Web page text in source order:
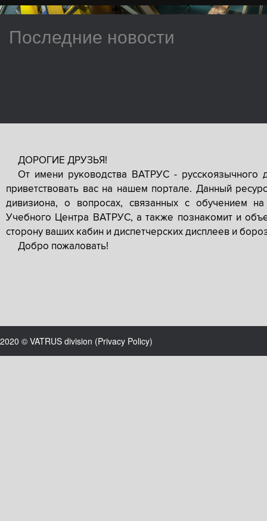
Последние новости
ДОРОГИЕ ДРУЗЬЯ!
От имени руководства ВАТРУС -
приветствовать вас на нашем портале. Данный
дивизиона, о вопросах, связанных с обучением
Учебного Центра ВАТРУС, а также познакомит и
сторону ваших кабин и диспетчерских дисплеев и
Добро пожаловать!
2020 © VATRUS division (Privacy Policy)